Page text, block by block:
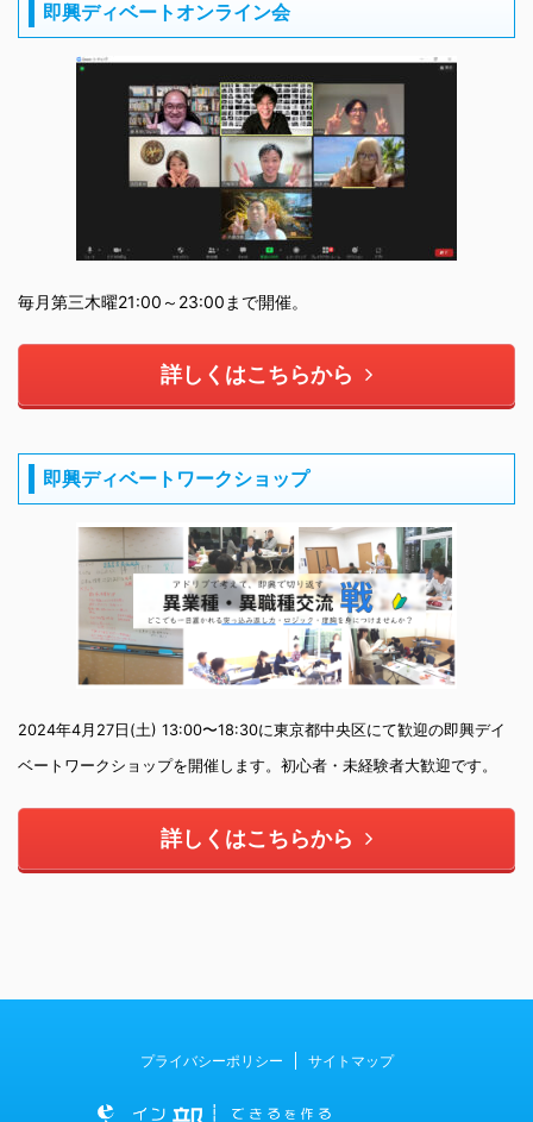
即興ディベートオンライン会
毎月第三木曜21:00～23:00まで開催。
詳しくはこちらから
即興ディベートワークショップ
2024年4月27日(土) 13:00〜18:30に東京都中央区にて歓迎の即興デイ
ベートワークショップを開催します。初心者・未経験者大歓迎です。
詳しくはこちらから
プライバシーポリシー サイトマップ